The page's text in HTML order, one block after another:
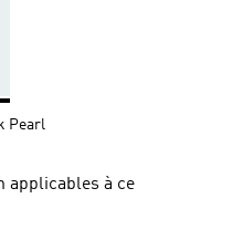
Pearl
applicables à ce